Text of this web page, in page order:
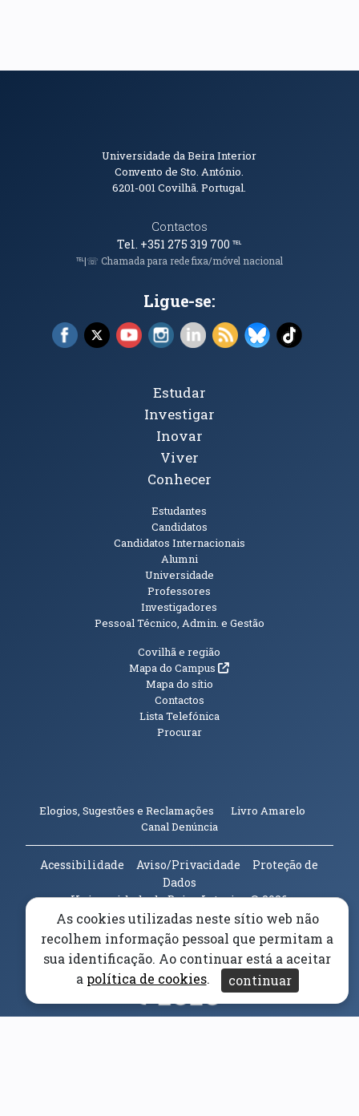
Informações de Contacto
Universidade da Beira Interior
Convento de Sto. António.
6201-001Covilhã. Portugal.
Contactos
Tel. +351 275 319 700℡
℡|☏ Chamada para rede fixa/móvel nacional
Ligue-se:
Facebook (abre em nova janela)
X (abre em nova janela)
YouTube (abre em nova janela)
Instagram (abre em nova janela)
LinkedIn (abre em nova
RSS (abre em nova
Bluesky (abre
TikTok
Tópicos Principais
Estudar
Investigar
Inovar
Viver
Conhecer
Estudantes
Candidatos
Candidatos Internacionais
Alumni
Universidade
Professores
Investigadores
Pessoal Técnico, Admin. e Gestão
Informações Adicionais
Covilhã e região
Mapa do Campus(abre em nova janela)
Mapa do sítio
Contactos
Lista Telefónica
Procurar
Elogios, Sugestões e Reclamações Livro Amarelo
Canal Denúncia(abre em nova janela)
Acessibilidade Aviso/Privacidade
Proteção de
Dados
Universidade da Beira Interior© 2026
Parceiros e Financiadores(abre em nova janela)
(abre em nova janela)
As cookies utilizadas neste sítio web não
recolhem informação pessoal que permitam a
sua identificação. Ao continuar está a aceitar
a política de cookies. continuar